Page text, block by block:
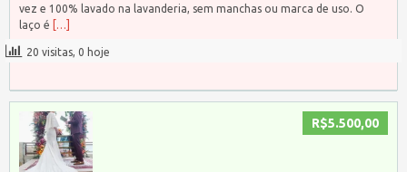
vez e 100% lavado na lavanderia, sem manchas ou marca de uso. O
laço é
[…]
20 visitas, 0 hoje
R$5.500,00